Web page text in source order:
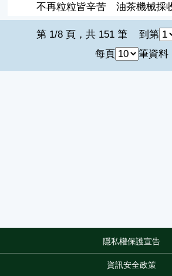
不再粒粒皆辛苦 油茶機械採
第 1/8 頁，共 151 筆 到第
每頁
筆資料
隱私權保護宣告
資訊安全政策